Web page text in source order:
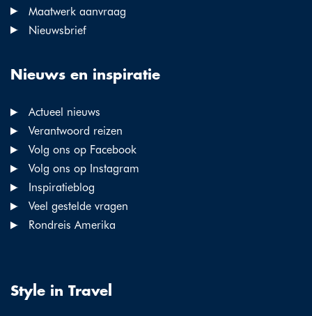
Maatwerk aanvraag
Nieuwsbrief
Nieuws en inspiratie
Actueel nieuws
Verantwoord reizen
Volg ons op Facebook
Volg ons op Instagram
Inspiratieblog
Veel gestelde vragen
Rondreis Amerika
Style in Travel